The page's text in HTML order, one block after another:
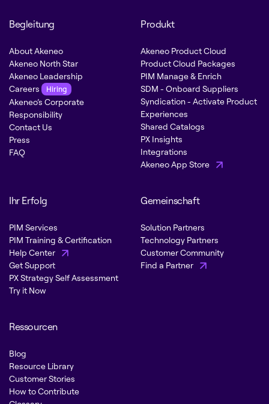
Begleitung
About Akeneo
Akeneo North Star
Akeneo Leadership
Careers
Hiring
Akeneo’s Corporate
Responsibility
Contact Us
Press
FAQ
Produkt
Akeneo Product Cloud
Product Cloud Packages
PIM Manage & Enrich
SDM - Onboard Suppliers
Syndication - Activate Product
Experiences
Shared Catalogs
PX Insights
Integrations
Akeneo App Store
Ihr Erfolg
PIM Services
PIM Training & Certification
Help Center
Get Support
PX Strategy Self Assessment
Try it Now
Gemeinschaft
Solution Partners
Technology Partners
Customer Community
Find a Partner
Ressourcen
Blog
Resource Library
Customer Stories
How to Contribute